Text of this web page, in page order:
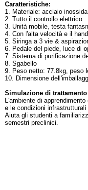
Caratteristiche:
1. Materiale: acciaio
2. Tutto il controllo elettrico
3. Unità mobile, testa
4. Con l'alta velocità e il
5. Siringa a 3 vie &
6. Pedale del piede, luce di
7. Sistema di purificazione
8. Sgabello
9. Peso netto: 77.8kg, peso
10. Dimensione
Simulazione di
L'ambiente di
e le condizioni
Aiuta gli studenti a
semestri preclinici.